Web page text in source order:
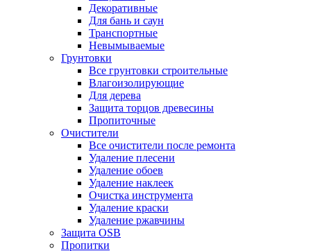
Декоративные
Для бань и саун
Транспортные
Невымываемые
Грунтовки
Все грунтовки строительные
Влагоизолирующие
Для дерева
Защита торцов древесины
Пропиточные
Очистители
Все очистители после ремонта
Удаление плесени
Удаление обоев
Удаление наклеек
Очистка инструмента
Удаление краски
Удаление ржавчины
Защита OSB
Пропитки